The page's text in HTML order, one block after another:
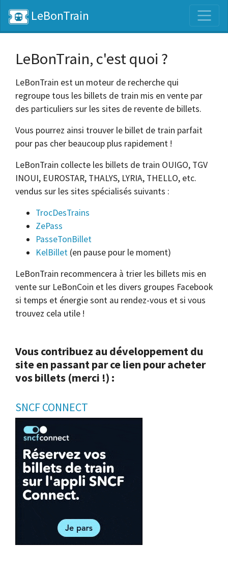
LeBonTrain
LeBonTrain, c'est quoi ?
LeBonTrain est un moteur de recherche qui
regroupe tous les billets de train mis en vente par
des particuliers sur les sites de revente de billets.
Vous pourrez ainsi trouver le billet de train parfait
pour pas cher beaucoup plus rapidement !
LeBonTrain collecte les billets de train OUIGO, TGV
INOUI, EUROSTAR, THALYS, LYRIA, THELLO, etc.
vendus sur les sites spécialisés suivants :
TrocDesTrains
ZePass
PasseTonBillet
KelBillet (en pause pour le moment)
LeBonTrain recommencera à trier les billets mis en
vente sur LeBonCoin et les divers groupes Facebook
si temps et énergie sont au rendez-vous et si vous
trouvez cela utile !
Vous contribuez au développement du
site en passant par ce lien pour acheter
vos billets (merci !) :
SNCF CONNECT